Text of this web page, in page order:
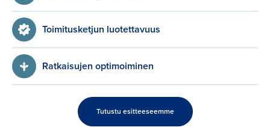
Toimitusketjun luotettavuus
Ratkaisujen optimoiminen
Tutustu esitteeseemme